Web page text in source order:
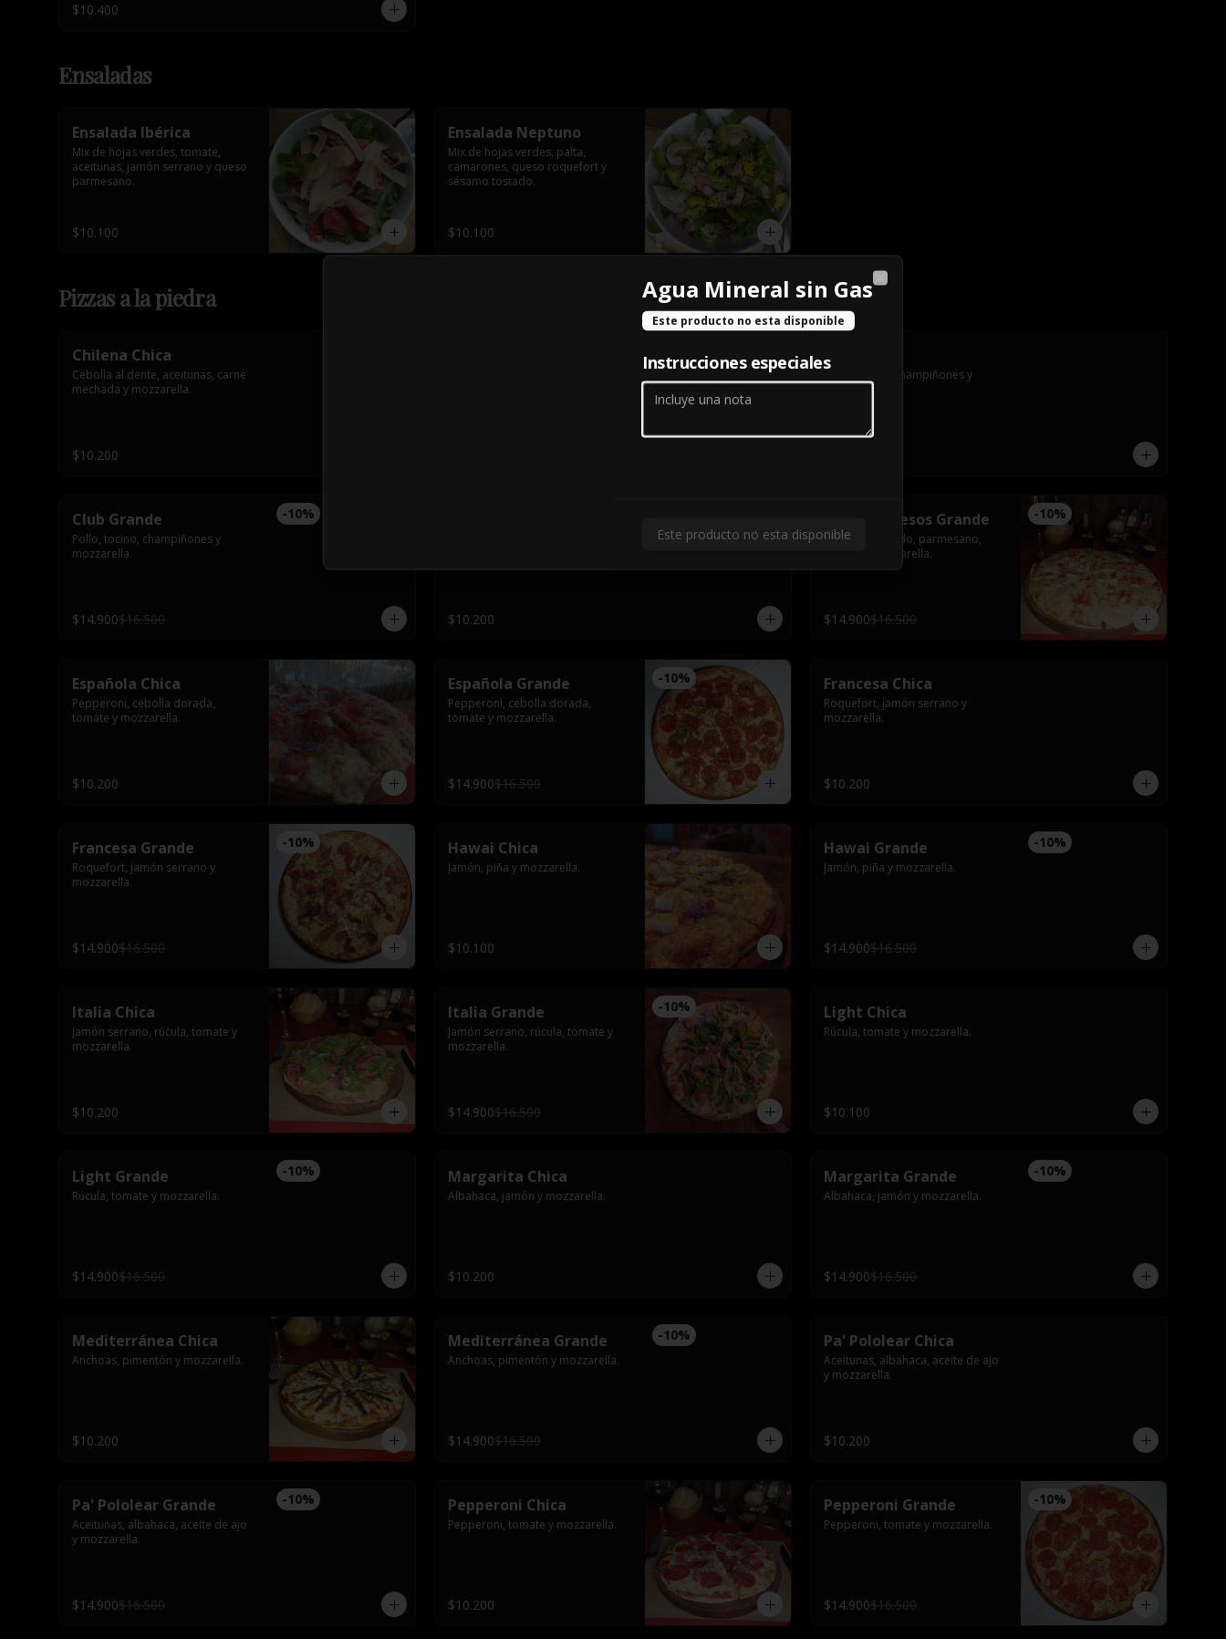
$10.400
Ensaladas
Ensalada Ibérica
Mix de hojas verdes, tomate,
aceitunas, jamón serrano y queso
parmesano.
$10.100
Ensalada Neptuno
Mix de hojas verdes, palta,
camarones, queso roquefort y
sésamo tostado.
$10.100
Pizzas a la piedra
Chilena Chica
Cebolla al dente, aceitunas, carne
mechada y mozzarella.
$10.200
Club Chica
Pollo, tocino, champiñones y
mozzarella.
-10%
Club Grande
Pollo, tocino, champiñones y
mozzarella.
$14.900$16.500 $10.200
-10%
Cuatro Quesos Grande
Roquefort, fundo, parmesano,
tomate y mozzarella.
$14.900$16.500
Española Chica
Pepperoni, cebolla dorada,
tomate y mozzarella.
$10.200
-10%
Española Grande
Pepperoni, cebolla dorada,
tomate y mozzarella.
$14.900$16.500
Francesa Chica
Roquefort, jamón serrano y
mozzarella.
$10.200
-10%
Francesa Grande
Roquefort, jamón serrano y
mozzarella.
$14.900$16.500
Hawai Chica
Jamón, piña y mozzarella.
$10.100
-10%
Hawai Grande
Jamón, piña y mozzarella.
$14.900$16.500
Italia Chica
Jamón serrano, rúcula, tomate y
mozzarella.
$10.200
-10%
Italia Grande
Jamón serrano, rúcula, tomate y
mozzarella.
$14.900$16.500
Light Chica
Rúcula, tomate y mozzarella.
$10.100
-10%
Light Grande
Rúcula, tomate y mozzarella.
$14.900$16.500
Margarita Chica
Albahaca, jamón y mozzarella.
$10.200
-10%
Margarita Grande
Albahaca, jamón y mozzarella.
$14.900$16.500
Mediterránea Chica
Anchoas, pimentón y mozzarella.
$10.200
-10%
Mediterránea Grande
Anchoas, pimentón y mozzarella.
$14.900$16.500
Pa' Pololear Chica
Aceitunas, albahaca, aceite de ajo
y mozzarella.
$10.200
-10%
Pa' Pololear Grande
Aceitunas, albahaca, aceite de ajo
y mozzarella.
$14.900$16.500
Pepperoni Chica
Pepperoni, tomate y mozzarella.
$10.200
-10%
Pepperoni Grande
Pepperoni, tomate y mozzarella.
$14.900$16.500
Agua Mineral sin Gas
Este producto no esta disponible
Instrucciones especiales
Este producto no esta disponible